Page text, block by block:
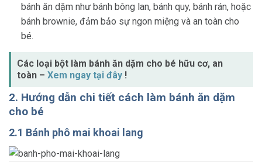
bánh ăn dặm như bánh bông lan, bánh quy, bánh rán, hoặc
bánh brownie, đảm bảo sự ngon miệng và an toàn cho
bé.
Các loại bột làm bánh ăn dặm cho bé hữu cơ, an
toàn – Xem ngay tại đây !
2. Hướng dẫn chi tiết cách làm bánh ăn dặm
cho bé
2.1 Bánh phô mai khoai lang